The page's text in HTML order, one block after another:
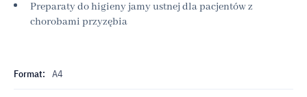
Preparaty do higieny jamy ustnej dla pacjentów z
chorobami przyzębia
Format: A4